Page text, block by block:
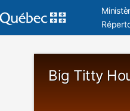
Big Titty